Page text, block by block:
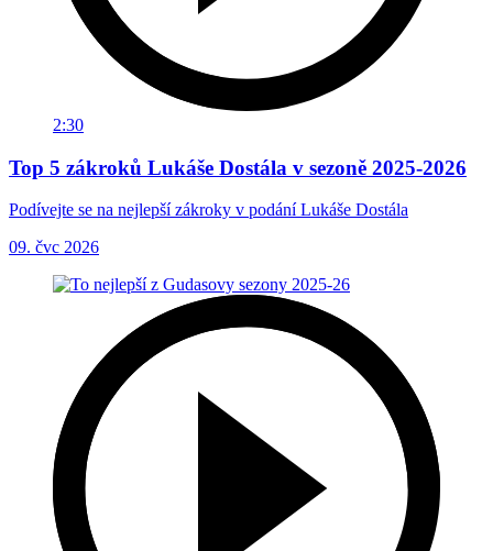
2:30
Top 5 zákroků Lukáše Dostála v sezoně 2025-2026
Podívejte se na nejlepší zákroky v podání Lukáše Dostála
09. čvc 2026